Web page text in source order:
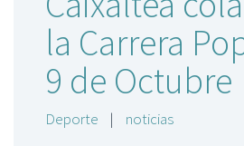
la Carrera
9 de Octubre
Deporte | noticias